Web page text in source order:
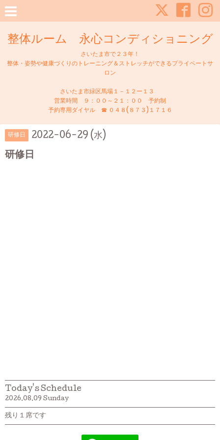
整体ルーム 永心コンディショニング
さいたま市で２３年！
整体・姿勢や健康づくりのトレーニング＆ストレッチができるプライベートサ
ロン
さいたま市緑区馬場１－１２ー１３
営業時間 ９：００～２１：００ 予約制
予約専用ダイヤル ☎ ０４８(８７３)１７１６
研修日 2022-06-29 (水)
研修日
Today's Schedule
2026.08.09 Sunday
残り１席です